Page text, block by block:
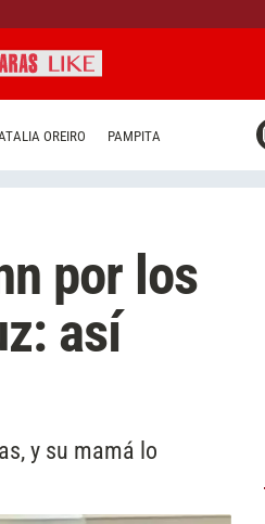
OREIRO PAMPITA
por los
así
y su mamá lo